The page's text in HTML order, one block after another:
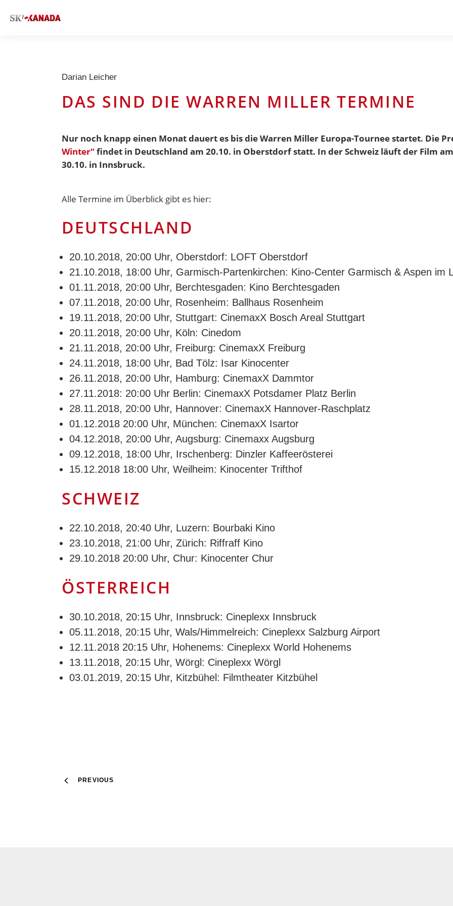
Darian Leicher
DAS SIND DIE WARREN MILLER TERMINE
Nur noch knapp einen Monat dauert es bis die Warren Miller Europa-Tournee startet. Die
Winter“findet in Deutschland am 20.10. in Oberstdorf statt. In der Schweiz läuft der Film
30.10. in Innsbruck.
Alle Termine im Überblick gibt es hier:
DEUTSCHLAND
20.10.2018, 20:00 Uhr, Oberstdorf: LOFT Oberstdorf
21.10.2018, 18:00 Uhr, Garmisch-Partenkirchen: Kino-Center Garmisch & Aspen im
01.11.2018, 20:00 Uhr, Berchtesgaden: Kino Berchtesgaden
07.11.2018, 20:00 Uhr, Rosenheim: Ballhaus Rosenheim
19.11.2018, 20:00 Uhr, Stuttgart: CinemaxX Bosch Areal Stuttgart
20.11.2018, 20:00 Uhr, Köln: Cinedom
21.11.2018, 20:00 Uhr, Freiburg: CinemaxX Freiburg
24.11.2018, 18:00 Uhr, Bad Tölz: Isar Kinocenter
26.11.2018, 20:00 Uhr, Hamburg: CinemaxX Dammtor
27.11.2018: 20:00 Uhr Berlin: CinemaxX Potsdamer Platz Berlin
28.11.2018, 20:00 Uhr, Hannover: CinemaxX Hannover-Raschplatz
01.12.2018 20:00 Uhr, München: CinemaxX Isartor
04.12.2018, 20:00 Uhr, Augsburg: Cinemaxx Augsburg
09.12.2018, 18:00 Uhr, Irschenberg: Dinzler Kaffeerösterei
15.12.2018 18:00 Uhr, Weilheim: Kinocenter Trifthof
SCHWEIZ
22.10.2018, 20:40 Uhr, Luzern: Bourbaki Kino
23.10.2018, 21:00 Uhr, Zürich: Riffraff Kino
29.10.2018 20:00 Uhr, Chur: Kinocenter Chur
ÖSTERREICH
30.10.2018, 20:15 Uhr, Innsbruck: Cineplexx Innsbruck
05.11.2018, 20:15 Uhr, Wals/Himmelreich: Cineplexx Salzburg Airport
12.11.2018 20:15 Uhr, Hohenems: Cineplexx World Hohenems
13.11.2018, 20:15 Uhr, Wörgl: Cineplexx Wörgl
03.01.2019, 20:15 Uhr, Kitzbühel: Filmtheater Kitzbühel
PREVIOUS